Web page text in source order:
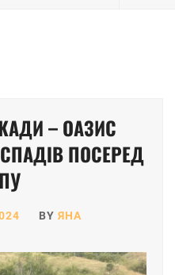
– ОАЗИС
ПОСЕРЕД
BY ЯНА